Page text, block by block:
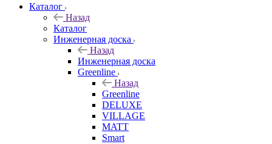
Каталог
Назад
Каталог
Инженерная доска
Назад
Инженерная доска
Greenline
Назад
Greenline
DELUXE
VILLAGE
MATT
Smart